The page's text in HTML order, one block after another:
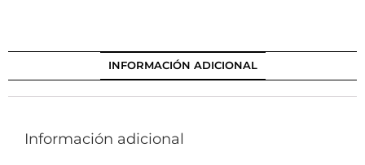
INFORMACIÓN ADICIONAL
Información adicional